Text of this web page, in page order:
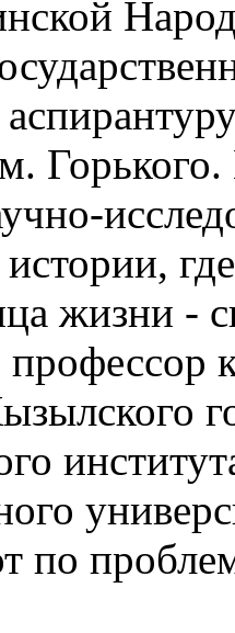
жизни -
профессор
по